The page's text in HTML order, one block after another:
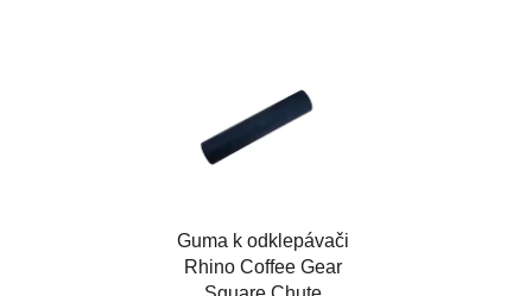
Guma k odklepávači
Rhino Coffee Gear